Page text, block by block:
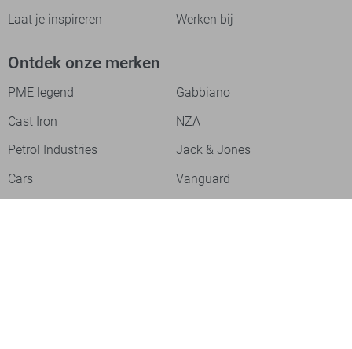
Laat je inspireren Werken bij
Ontdek onze merken
PME legend
Gabbiano
Cast Iron
NZA
Petrol Industries
Jack & Jones
Cars
Vanguard